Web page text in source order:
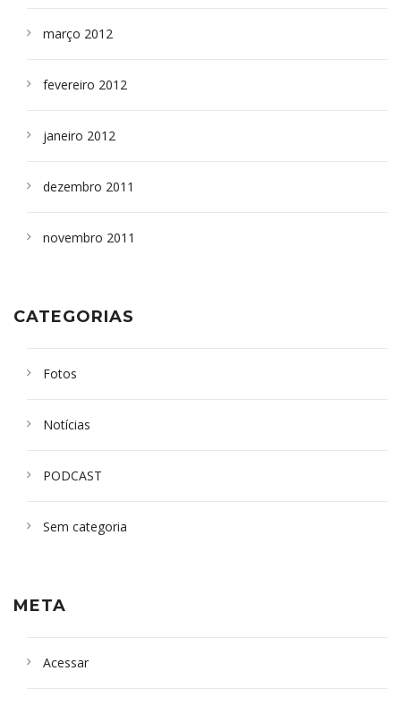
março 2012
fevereiro 2012
janeiro 2012
dezembro 2011
novembro 2011
CATEGORIAS
Fotos
Notícias
PODCAST
Sem categoria
META
Acessar